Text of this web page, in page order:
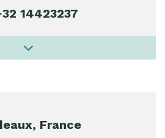
14423237
France